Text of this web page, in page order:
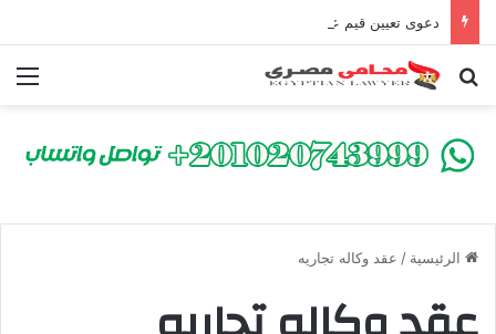
بحث عن
الرئيسية / عقد وكاله تجاريه